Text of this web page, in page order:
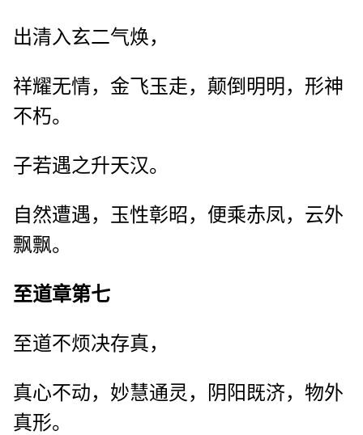
出清入玄二气焕，
祥耀无情，金飞玉走，颠倒明明，形神
不朽。
子若遇之升天汉。
自然遭遇，玉性彰昭，便乘赤凤，云外
飘飘。
至道章第七
至道不烦决存真，
真心不动，妙慧通灵，阴阳既济，物外
真形。